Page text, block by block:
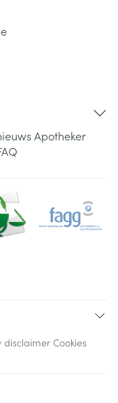
Apotheker
disclaimer Cookies